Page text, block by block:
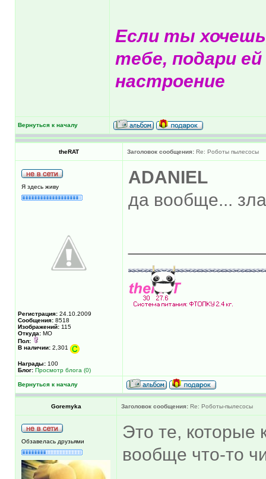
Если ты
тебе, подари ей
настроение
Вернуться к началу
theRAT Заголовок сообщения: Re: Роботы пылесосы
Я здесь живу
Регистрация: 24.10.2009
Сообщения: 8518
Изображений: 115
Откуда: МО
Пол:
В наличии: 2,301
Награды: 100
Блог: Просмотр блога (0)
ADANIEL
да вообще...
Вернуться к началу
Goremyka Заголовок сообщения: Re: Роботы-пылесосы
Обзавелась друзьями
Это те, которые
вообще что-то